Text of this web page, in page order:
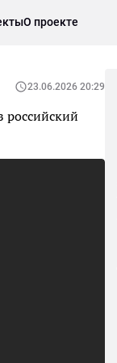
О проекте
23.06.2026 20:29
российский